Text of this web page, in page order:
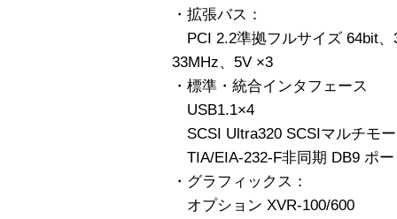
・拡張バス：
PCI 2.2準拠フルサイズ 64bit
33MHz、5V ×3
・標準・統合インタフェース
USB1.1×4
SCSI Ultra320 SCSIマルチモ
TIA/EIA-232-F非同期 DB9 ポ
・グラフィックス：
オプション XVR-100/600